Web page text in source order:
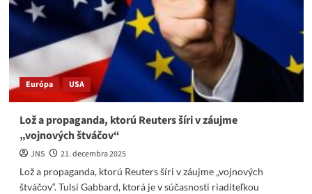
Európa USA
Lož a propaganda, ktorú Reuters šíri v záujme
„vojnových štváčov“
JNS
21. decembra 2025
Lož a propaganda, ktorú Reuters šíri v záujme „vojnových
štváčov“. Tulsi Gabbard, ktorá je v súčasnosti riaditeľkou